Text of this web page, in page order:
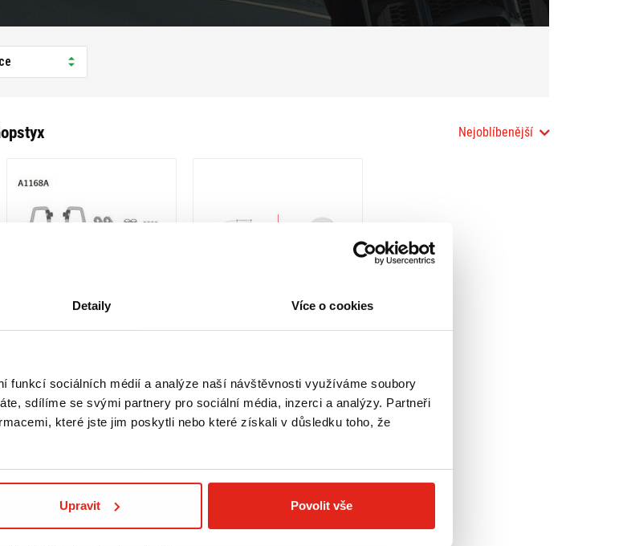
Detaily Více o cookies
funkcí sociálních médií a analýze naší návštěvnosti využíváme soubory
sdílíme se svými partnery pro sociální média, inzerci a analýzy. Partneři
které jste jim poskytli nebo které získali v důsledku toho, že
Upravit Povolit vše
Nejoblíbenější
1 599 Kč s DPH
GIVI SADA NA MONTÁŽ PLEXI
1168A HONDA SUPER CUB C 125
(18-22) A1168A
Koupit
1 569 Kč s DPH
GIVI PLEXI HONDA SUPER CUB
C125 (18-22) 1168A
Koupit